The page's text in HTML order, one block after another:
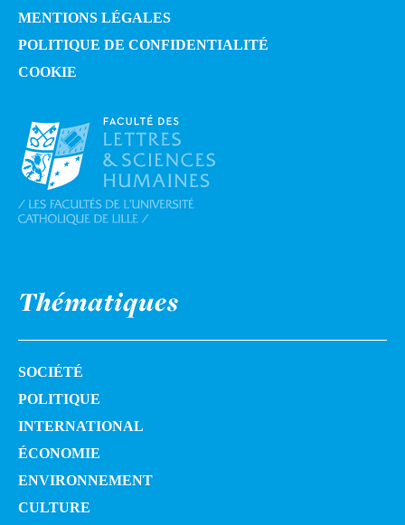
MENTIONS LÉGALES
POLITIQUE DE CONFIDENTIALITÉ
COOKIE
Thématiques
SOCIÉTÉ
POLITIQUE
INTERNATIONAL
ÉCONOMIE
ENVIRONNEMENT
CULTURE